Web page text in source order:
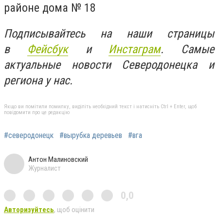
районе дома № 18
Подписывайтесь на наши страницы
в
Фейсбуки Инстаграм. Самые
актуальные новости Северодонецка и
региона у нас.
Якщо ви помітили помилку, виділіть необхідний текст і натисніть Ctrl + Enter, щоб
повідомити про це редакцію
#северодонецк #вырубка деревьев #вга
Антон Малиновский
Журналист
0,0
Авторизуйтесь, щоб оцінити